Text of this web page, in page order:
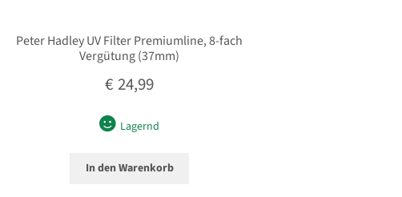
Peter Hadley UV Filter Premiumline, 8-fach
Vergütung (37mm)
€ 24,99
Lagernd
In den Warenkorb